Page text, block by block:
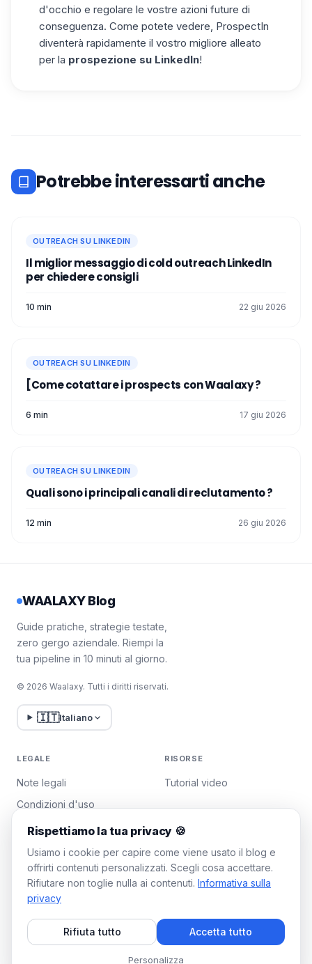
d'occhio e regolare le vostre azioni future di
conseguenza. Come potete vedere, ProspectIn
diventerà rapidamente il vostro migliore alleato
per la prospezione su LinkedIn!
Potrebbe interessarti anche
OUTREACH SU LINKEDIN
Il miglior messaggio di cold outreach LinkedIn
per chiedere consigli
10 min 22 giu 2026
OUTREACH SU LINKEDIN
[Come cotattare i prospects con Waalaxy ?
6 min 17 giu 2026
OUTREACH SU LINKEDIN
Quali sono i principali canali di reclutamento ?
12 min 26 giu 2026
WAALAXY Blog
Guide pratiche, strategie testate,
zero gergo aziendale. Riempi la
tua pipeline in 10 minuti al giorno.
© 2026 Waalaxy. Tutti i diritti riservati.
🇮🇹Italiano
LEGALE
Note legali
Condizioni d'uso
Politica sulla privacy
Gestisci i cookie
RISORSE
Tutorial video
WAALAXY
Piano Team
Programma di affiliazione
Rispettiamo la tua privacy 🍪
Usiamo i cookie per capire come viene usato il blog e
offrirti contenuti personalizzati. Scegli cosa accettare.
Rifiutare non toglie nulla ai contenuti. Informativa sulla
privacy
Rifiuta tutto Accetta tutto
Personalizza